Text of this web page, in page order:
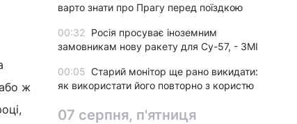
ж
варто знати про Прагу перед поїздкою
00:32
Росія просуває іноземним
замовникам нову ракету для Су-57, - ЗМІ
00:05 Старий монітор ще рано викидати:
як використати його повторно з користю
07 серпня, п'ятниця